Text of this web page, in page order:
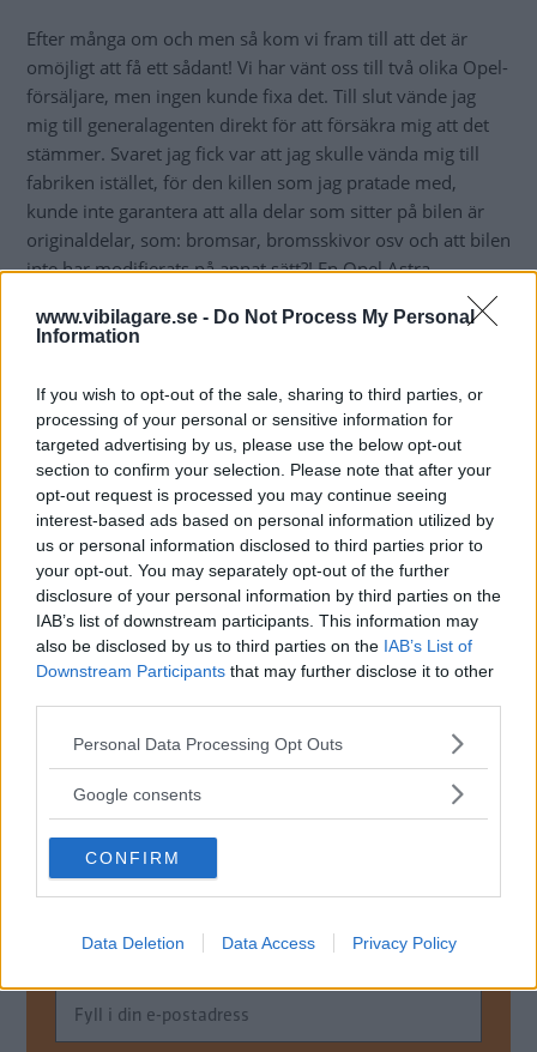
www.vibilagare.se - Do Not Process My Personal
Information
If you wish to opt-out of the sale, sharing to third parties, or
processing of your personal or sensitive information for
targeted advertising by us, please use the below opt-out
section to confirm your selection. Please note that after your
opt-out request is processed you may continue seeing
interest-based ads based on personal information utilized by
us or personal information disclosed to third parties prior to
your opt-out. You may separately opt-out of the further
disclosure of your personal information by third parties on the
IAB’s list of downstream participants. This information may
also be disclosed by us to third parties on the IAB’s List of
Downstream Participants that may further disclose it to other
Please note that this website/app uses one or more Google
not limited to your visit or usage behaviour. You may click to
use your data for below specified purposes in below Google
consent section.
Personal Data Processing Opt Outs
Google consents
CONFIRM
Data Deletion Data Access Privacy Policy
Efter många om och men så kom vi fram till att det är
omöjligt att få ett sådant! Vi har vänt oss till två olika Opel-
försäljare, men ingen kunde fixa det. Till slut vände jag
mig till generalagenten direkt för att försäkra mig att det
stämmer. Svaret jag fick var att jag skulle vända mig till
fabriken istället, för den killen som jag pratade med,
kunde inte garantera att alla delar som sitter på bilen är
originaldelar, som: bromsar, bromsskivor osv och att bilen
inte har modifierats på annat sätt?! En Opel Astra,
tvungen att byta till något annat bilmärke där det går att
fixa en leverantörsdeklaration!
Armin Safic
SVAR:
Det är inte för att exportera bilen som denna deklaration
krävs utan för att få en lägre tullavgift i importlandet.
Dessvärre kommer det inte att hjälpa dig om du byter
märke och vänder dig till en annan bilimportör, svaret
kommer att bli detsamma. Denna deklaration lämnas helt
Bengt Dieden, Vi Bilägare
Diskutera:Hur skulle du svara på frågan?
MISSA INTE KOMMANDE ARTIKLAR OM
Få vårt nyhetsbrev utan kostnad